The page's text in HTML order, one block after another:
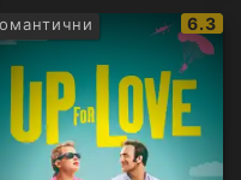
IMDb
6.3